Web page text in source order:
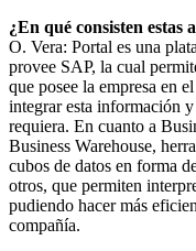
¿En qué consisten estas
O. Vera: Portal es una
provee SAP, la cual
que posee la empresa en
integrar esta información
requiera. En cuanto a
Business Warehouse,
cubos de datos en forma
otros, que permiten
pudiendo hacer más
compañía.